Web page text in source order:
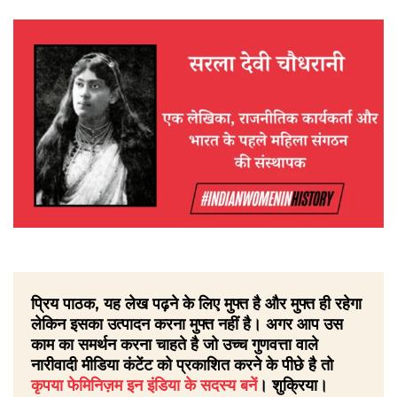
प्रिय पाठक, यह लेख पढ़ने के लिए मुफ्त है और मुफ्त ही रहेगा
लेकिन इसका उत्पादन करना मुफ्त नहीं है। अगर आप उस
काम का समर्थन करना चाहते है जो उच्च गुणवत्ता वाले
नारीवादी मीडिया कंटेंट को प्रकाशित करने के पीछे है तो
कृपया फेमिनिज़म इन इंडिया के सदस्य बनें। शुक्रिया।